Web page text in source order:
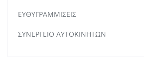
ΕΥΘΥΓΡΑΜΜΙΣΕΙΣ
ΣΥΝΕΡΓΕΙΟ ΑΥΤΟΚΙΝΗΤΩΝ